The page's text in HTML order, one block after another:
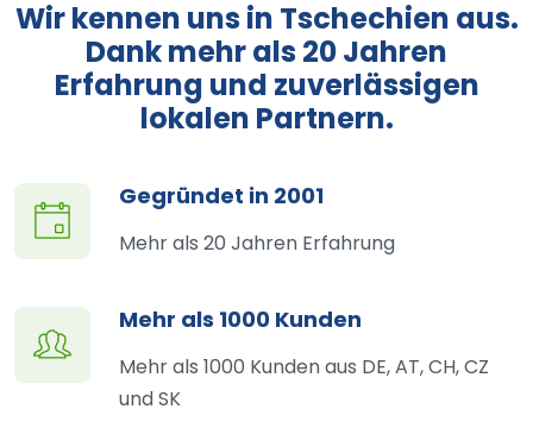
Wir kennen uns in Tschechien aus.
Dank mehr als 20 Jahren
Erfahrung und zuverlässigen
lokalen Partnern.
Gegründet in 2001
Mehr als 20 Jahren Erfahrung
Mehr als 1000 Kunden
Mehr als 1000 Kunden aus DE, AT, CH, CZ
und SK